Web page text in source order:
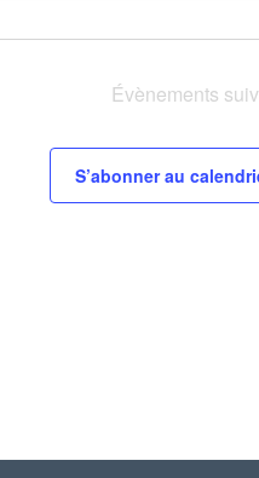
Évènements
S’abonner au